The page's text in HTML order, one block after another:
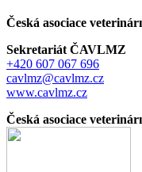
Česká asociace
Sekretariát ČAVLMZ
+420 607 067 696
cavlmz@cavlmz.cz
www.cavlmz.cz
Česká asociace